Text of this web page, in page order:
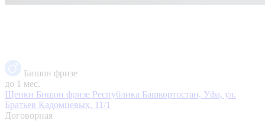
Бишон фризе
до 1 мес.
Щенки Бишон фризе Республика Башкортостан, Уфа, ул.
Братьев Кадомцевых, 11/1
Договорная